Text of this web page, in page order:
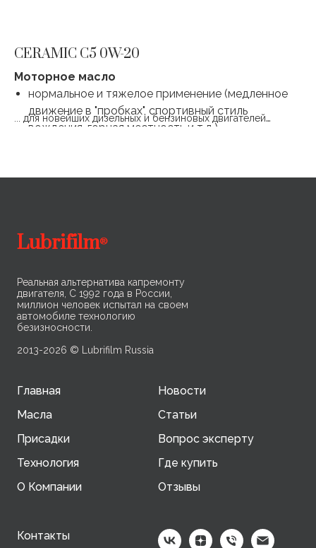
CERAMIC C5 0W-20
Моторное масло
нормальное и тяжелое применение (медленное
движение в "пробках", спортивный стиль
вождения, горная местность и т.д.)
... для новейших дизельных и бензиновых двигателей
Lubrifilm®
Реальная альтернатива капремонту
двигателя, С 1992 года в России,
миллион человек испытал на своем
автомобиле технологию
безизносности.
2013-2026 © Lubrifilm Russia
Главная
Масла
Присадки
Технология
О Компании
Новости
Статьи
Вопрос эксперту
Где купить
Отзывы
Контакты